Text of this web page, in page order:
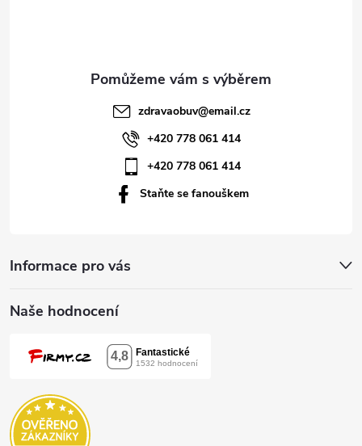
Informace pro vás
Naše hodnocení
zdravaobuv@email.cz
+420 778 061 414
+420 778 061 414
Staňte se fanouškem